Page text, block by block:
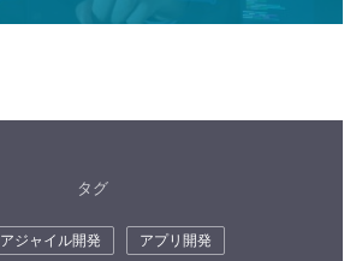
タグ
アジャイル開発
アプリ開発